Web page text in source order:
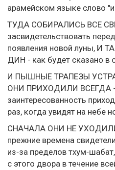
арамейском языке слово
ТУДА СОБИРАЛИСЬ ВСЕ
засвидетельствовать
появления новой луны, И
ДИН - как будет сказано
И ПЫШНЫЕ ТРАПЕЗЫ
ОНИ ПРИХОДИЛИ ВСЕГДА -
заинтересованность
раз, когда увидят на небе
СНАЧАЛА ОНИ НЕ
прежние времена
из-за пределов тхум-
с этого двора в течение